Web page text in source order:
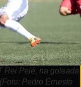
Rei Pelé, na goleada
Pedro Ernesto